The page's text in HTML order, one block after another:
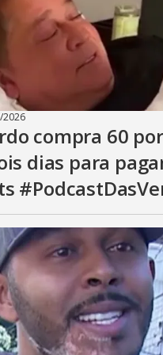
2026
compra 60
dias para